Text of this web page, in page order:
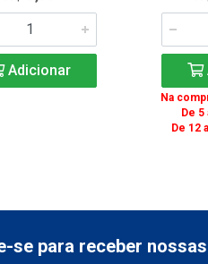
Adicionar
Na
De 5
De 12
se para receber